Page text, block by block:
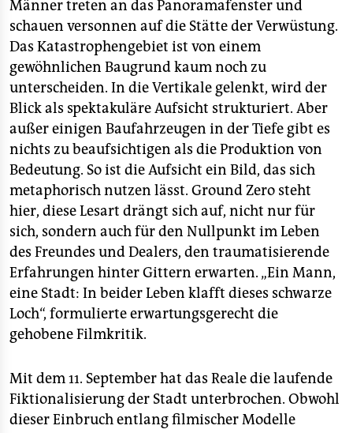
Männer treten an das Panoramafenster und
schauen versonnen auf die Stätte der Verwüstung.
Das Katastrophengebiet ist von einem
gewöhnlichen Baugrund kaum noch zu
unterscheiden. In die Vertikale gelenkt, wird der
Blick als spektakuläre Aufsicht strukturiert. Aber
außer einigen Baufahrzeugen in der Tiefe gibt es
nichts zu beaufsichtigen als die Produktion von
Bedeutung. So ist die Aufsicht ein Bild, das sich
metaphorisch nutzen lässt. Ground Zero steht
hier, diese Lesart drängt sich auf, nicht nur für
sich, sondern auch für den Nullpunkt im Leben
des Freundes und Dealers, den traumatisierende
Erfahrungen hinter Gittern erwarten. „Ein Mann,
eine Stadt: In beider Leben klafft dieses schwarze
Loch“, formulierte erwartungsgerecht die
gehobene Filmkritik.
Mit dem 11. September hat das Reale die laufende
Fiktionalisierung der Stadt unterbrochen. Obwohl
dieser Einbruch entlang filmischer Modelle